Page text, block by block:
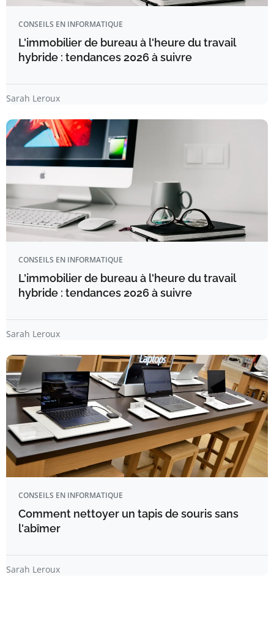
CONSEILS EN INFORMATIQUE
L'immobilier de bureau à l'heure du travail
hybride : tendances 2026 à suivre
Sarah Leroux
CONSEILS EN INFORMATIQUE
L'immobilier de bureau à l'heure du travail
hybride : tendances 2026 à suivre
Sarah Leroux
CONSEILS EN INFORMATIQUE
Comment nettoyer un tapis de souris sans
l'abîmer
Sarah Leroux